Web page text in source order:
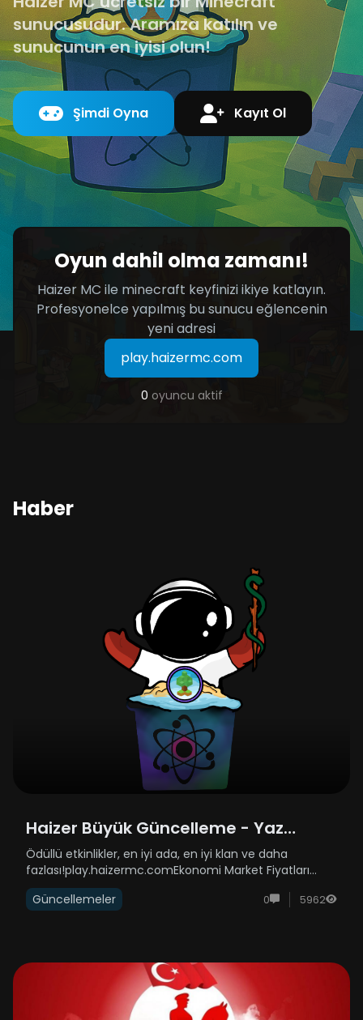
sunucusudur. Aramıza katılın ve
sunucunun en iyisi olun!
Şimdi Oyna Kayıt Ol
Oyun dahil olma zamanı!
Haizer MC ile minecraft keyfinizi ikiye katlayın.
Profesyonelce yapılmış bu sunucu eğlencenin
yeni adresi
play.haizermc.com
0 oyuncu aktif
Haber
Haizer Büyük Güncelleme - Yaz
Sezonu Güncellemesi
Ödüllü etkinlikler, en iyi ada, en iyi klan ve daha
fazlası!play.haizermc.comEkonomi Market Fiyatları
Düzeltildi Ada Yükseltme Fiyatları Düzeltildi Mesleklerin
Kazandırdıkları Puan ve Gelirler Düzeltildi Markete ...
Güncellemeler 0 5962